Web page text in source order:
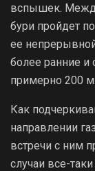
вспышек.
бури пройдет
ее
более ранние и
примерно 200
Как
направлении
встречи с ним
случаи все-